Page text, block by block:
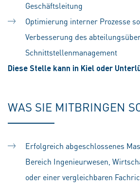
Geschäftsleitung
Optimierung interner Prozesse
Verbesserung des
Schnittstellenmanagement
Diese Stelle kann in Kiel oder
WAS SIE MITBRINGEN
Erfolgreich abgeschlossenes
Bereich Ingenieurwesen,
oder einer vergleichbaren